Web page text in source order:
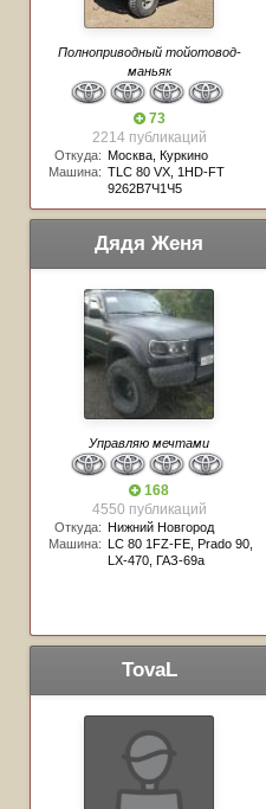
Полноприводный тойотовод-
маньяк
73
2214 публикаций
Откуда: Москва, Куркино
Машина: TLC 80 VX, 1HD-FT
9262В7Ч1Ч5
Дядя Женя
Управляю мечтами
168
4550 публикаций
Откуда: Нижний Новгород
Машина: LC 80 1FZ-FE, Prado 90,
LX-470, ГАЗ-69а
TovaL